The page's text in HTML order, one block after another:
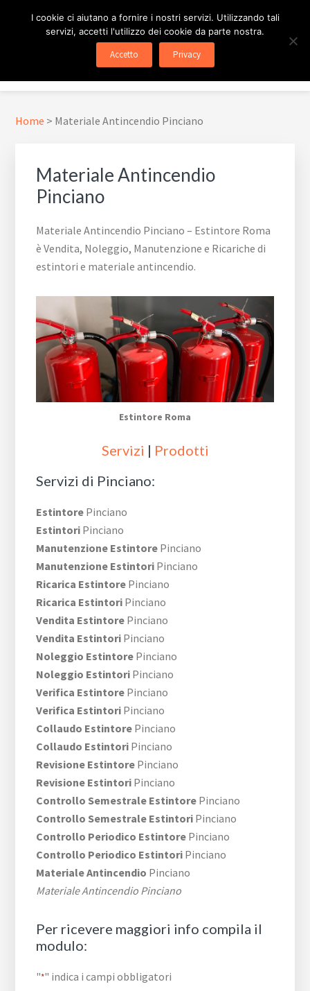
pagina
ESTINTORE ROMA
In Tutta Roma E Provincia
Menu
Home > Materiale Antincendio Pinciano
Materiale Antincendio
Pinciano
Materiale Antincendio Pinciano – Estintore Roma
è Vendita, Noleggio, Manutenzione e Ricariche di
estintori e materiale antincendio.
Estintore Roma
Servizi | Prodotti
Servizi di Pinciano:
Estintore Pinciano
Estintori Pinciano
Manutenzione Estintore Pinciano
Manutenzione Estintori Pinciano
Ricarica Estintore Pinciano
Ricarica Estintori Pinciano
Vendita Estintore Pinciano
Vendita Estintori Pinciano
Noleggio Estintore Pinciano
Noleggio Estintori Pinciano
Verifica Estintore Pinciano
Verifica Estintori Pinciano
Collaudo Estintore Pinciano
Collaudo Estintori Pinciano
Revisione Estintore Pinciano
Revisione Estintori Pinciano
Controllo Semestrale Estintore Pinciano
Controllo Semestrale Estintori Pinciano
Controllo Periodico Estintore Pinciano
Controllo Periodico Estintori Pinciano
Materiale Antincendio Pinciano
Materiale Antincendio Pinciano
Per ricevere maggiori info compila il
modulo:
"*" indica i campi obbligatori
I cookie ci aiutano a fornire i nostri servizi. Utilizzando tali
servizi, accetti l'utilizzo dei cookie da parte nostra.
Accetto Privacy